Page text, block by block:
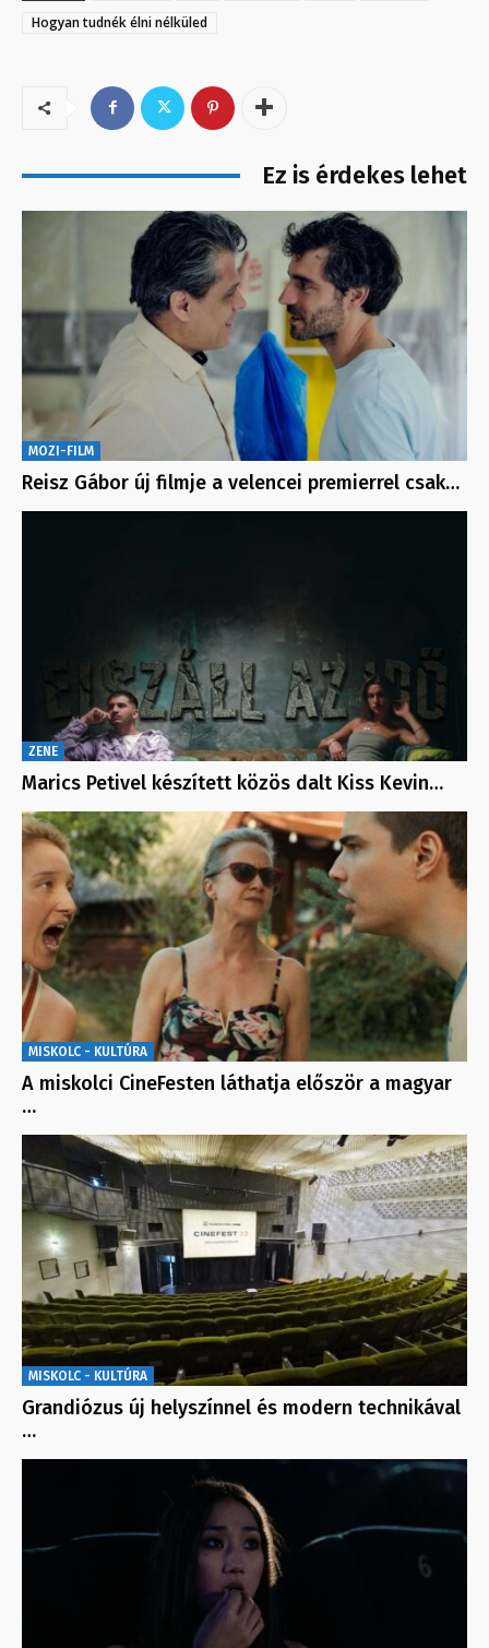
Hogyan tudnék élni nélküled
Ez is érdekes lehet
MOZI-FILM
Reisz Gábor új filmje a velencei premierrel csak…
ZENE
Marics Petivel készített közös dalt Kiss Kevin…
MISKOLC - KULTÚRA
A miskolci CineFesten láthatja először a magyar
…
MISKOLC - KULTÚRA
Grandiózus új helyszínnel és modern technikával
…